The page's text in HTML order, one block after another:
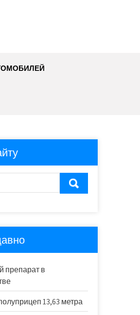
препарат в
13,63 метра